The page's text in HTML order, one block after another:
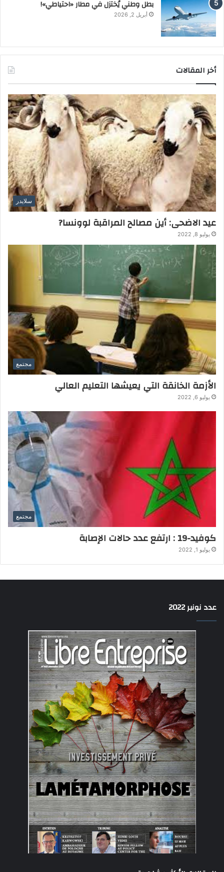
بطل وطني يُختزل في مطار «احتياطي»!
أبريل 2, 2026
أخر المقالات
سلايدر
عيد الاضحى: أين مصالح المراقبة لوونسا?
يوليو 8, 2022
مجتمع
الأزمة الخانقة التي يعيشها التعليم العالي
يوليو 6, 2022
مجتمع
كوفيد-19 : ارتفع عدد حالات الإصابة
يوليو 1, 2022
عدد نونبر 2022